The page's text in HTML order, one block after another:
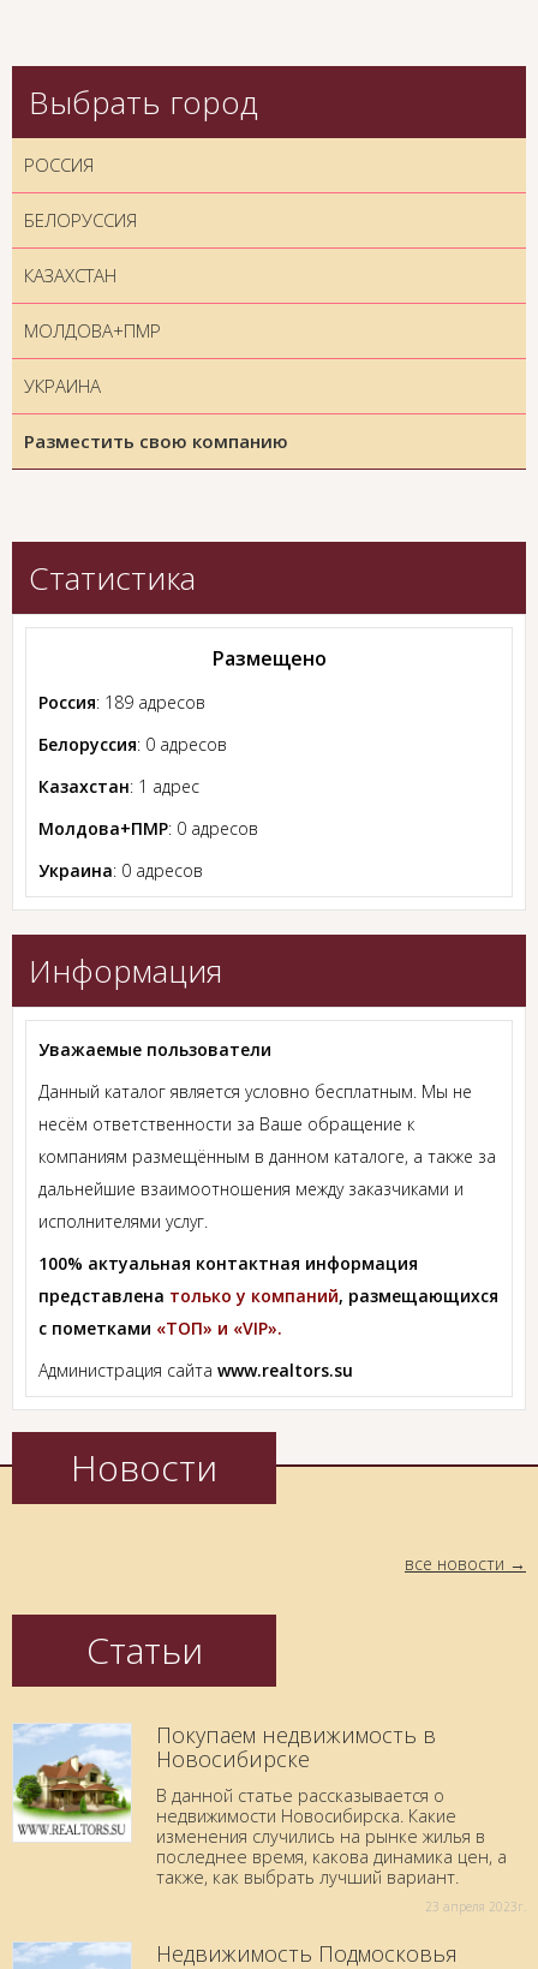
Выбрать город
РОССИЯ
БЕЛОРУССИЯ
КАЗАХСТАН
МОЛДОВА+ПМР
УКРАИНА
Разместить свою компанию
Статистика
Размещено
Россия: 189 адресов
Белоруссия: 0 адресов
Казахстан: 1 адрес
Молдова+ПМР: 0 адресов
Украина: 0 адресов
Информация
Уважаемые пользователи
Данный каталог является условно бесплатным. Мы не
несём ответственности за Ваше обращение к
компаниям размещённым в данном каталоге, а также за
дальнейшие взаимоотношения между заказчиками и
исполнителями услуг.
100% актуальная контактная информация
представлена только у компаний, размещающихся
с пометками «ТОП» и «VIP».
Администрация сайта www.realtors.su
Новости
все новости
Статьи
Покупаем недвижимость в
Новосибирске
В данной статье рассказывается о
недвижимости Новосибирска. Какие
изменения случились на рынке жилья в
последнее время, какова динамика цен, а
также, как выбрать лучший вариант.
23 aпреля 2023г.
Недвижимость Подмосковья